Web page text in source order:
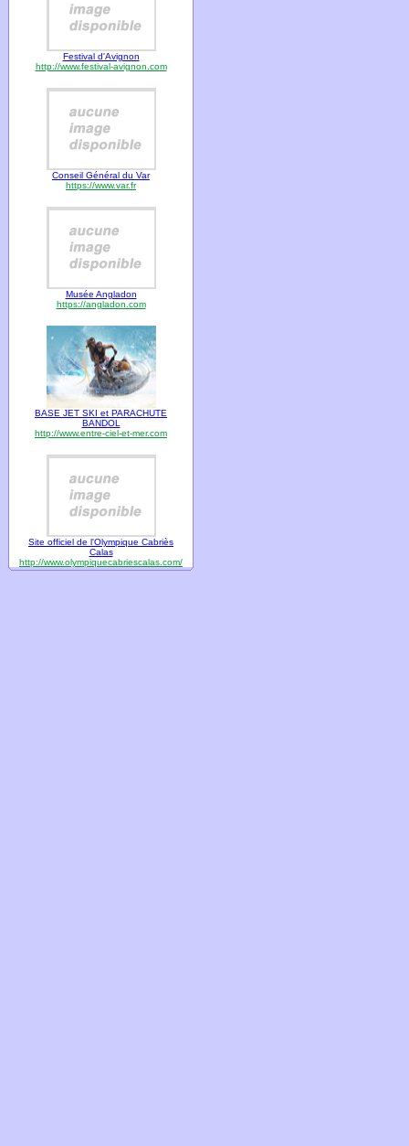
Festival d'Avignon
http://www.festival-avignon.com
Conseil Général du Var
https://www.var.fr
Musée Angladon
https://angladon.com
BASE JET SKI et PARACHUTE
BANDOL
http://www.entre-ciel-et-mer.com
Site officiel de l'Olympique Cabriès
Calas
http://www.olympiquecabriescalas.com/